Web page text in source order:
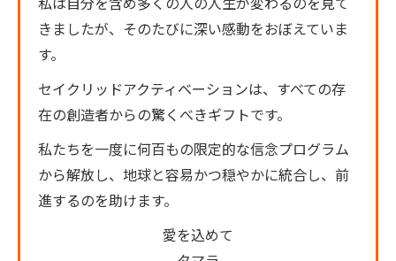
きましたが、そのたびに深い感動をおぼえていま
す。
セイクリッドアクティベーションは、すべての存
在の創造者からの驚くべきギフトです。
私たちを一度に何百もの限定的な信念プログラム
から解放し、地球と容易かつ穏やかに統合し、前
進するのを助けます。
愛を込めて